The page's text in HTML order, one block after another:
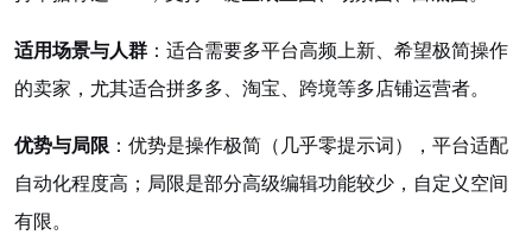
适用场景与人群 ：适合需要多平台高频上新、希望极简操作
的卖家，尤其适合拼多多、淘宝、跨境等多店铺运营者。
优势与局限 ：优势是操作极简（几乎零提示词），平台适配
自动化程度高；局限是部分高级编辑功能较少，自定义空间
有限。